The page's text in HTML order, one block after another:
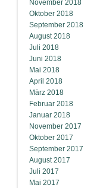
November 2018
Oktober 2018
September 2018
August 2018
Juli 2018
Juni 2018
Mai 2018
April 2018
März 2018
Februar 2018
Januar 2018
November 2017
Oktober 2017
September 2017
August 2017
Juli 2017
Mai 2017